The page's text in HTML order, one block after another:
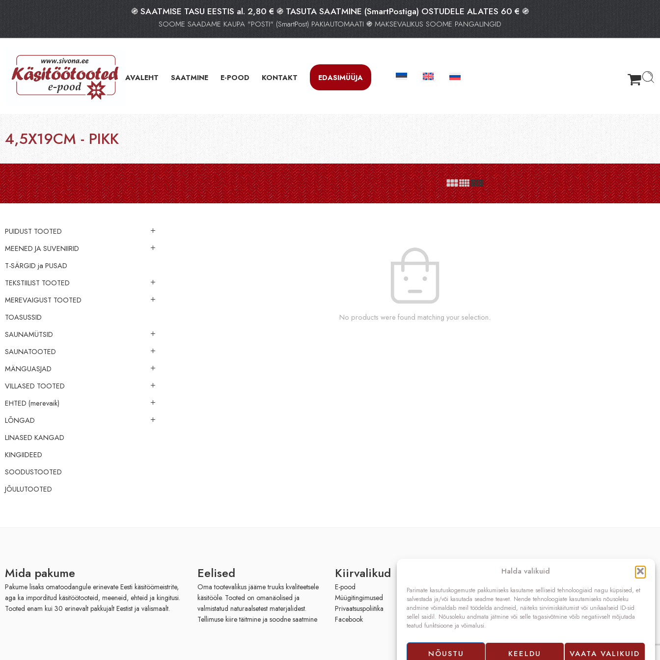
֍ SAATMISE TASU EESTIS al. 2,80 € ֍ TASUTA SAATMINE (SmartPostiga) OSTUDELE ALATES 60 € ֍
SOOME SAADAME KAUPA "POSTI" (SmartPost) PAKIAUTOMAATI ֍ MAKSEVALIKUS SOOME PANGALINGID
Halda valikuid
Parimate kasutuskogemuste pakkumiseks kasutame selliseid tehnoloogiaid nagu küpsised, et
salvestada ja/või kasutada seadme teavet. Nende tehnoloogiate kasutamiseks nõusoleku
andmine võimaldab meil töödelda andmeid, näiteks sirvimiskäitumist või unikaalseid ID-sid
sellel saidil. Nõusoleku andmata jätmine või selle tagasivõtmine võib negatiivselt mõjutada
teatud funktsioone ja võimalusi.
NÕUSTU KEELDU VAATA VALIKUID
AVALEHT SAATMINE E-POOD KONTAKT EDASIMÜÜJA
4,5X19CM - PIKK
No products were found matching your selection.
PUIDUST TOOTED
MEENED JA SUVENIIRID
‪‪‪T-SÄRGID‬‬‬ ja PUSAD
TEKSTIILIST TOOTED
MEREVAIGUST TOOTED
TOASUSSID
SAUNAMÜTSID
SAUNATOOTED
MÄNGUASJAD
VILLASED TOOTED
EHTED (merevaik)
LÕNGAD
LINASED KANGAD
KINGIIDEED
SOODUSTOOTED
JÕULUTOOTED
Mida pakume
Pakume lisaks omatoodangule erinevate Eesti käsitöömeistrite,
aga ka imporditud käsitöötooteid, meeneid, ehteid ja kingitusi.
Tooted enam kui 30 erinevalt pakkujalt Eestist ja välismaalt.
Eelised
Oma tootevalikus jääme truuks kvaliteetsele
käsitööle. Tooted on omanäolised ja
valmistatud naturaalsetest materjalidest.
Tellimuse kiire täitmine ja soodne saatmine
Kiirvalikud
E-pood
Müügitingimused
Privaatsuspoliitika
Facebook
Kontakt
OÜ SIVONA
Raudtee põik 2, Paikuse,
Pärnumaa 86602, Eesti
Registrikood: 10208888
KMKR nr.: EE100140093
Telefon: (+372) 5272419
info@sivona.ee